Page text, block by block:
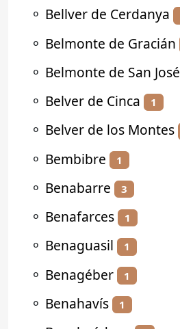
⚬ Bellver de Cerdanya
⚬ Belmonte de Gracián
⚬ Belmonte de San José
⚬ Belver de Cinca 1
⚬ Belver de los Montes
⚬ Bembibre 1
⚬ Benabarre 3
⚬ Benafarces 1
⚬ Benaguasil 1
⚬ Benagéber 1
⚬ Benahavís 1